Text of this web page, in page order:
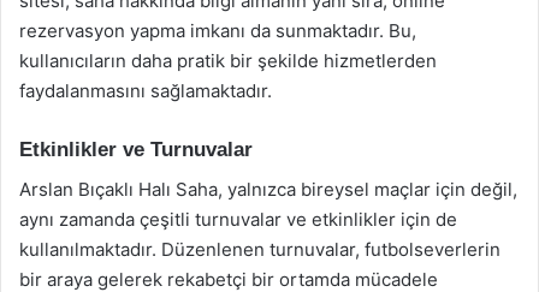
rezervasyon yapma imkanı da sunmaktadır. Bu,
kullanıcıların daha pratik bir şekilde hizmetlerden
faydalanmasını sağlamaktadır.
Etkinlikler ve Turnuvalar
Arslan Bıçaklı Halı Saha, yalnızca bireysel maçlar için değil,
aynı zamanda çeşitli turnuvalar ve etkinlikler için de
kullanılmaktadır. Düzenlenen turnuvalar, futbolseverlerin
bir araya gelerek rekabetçi bir ortamda mücadele